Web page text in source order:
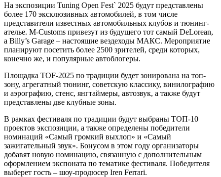
На экспозиции Tuning Open Fest` 2025 будут представлены
более 170 эксклюзивных автомобилей, в том числе
представители известных автомобильных клубов и тюнинг-
ателье. M-Customs привезут из будущего тот самый DeLorean,
а Billy’s Garage – настоящие вездеходы МАКС. Мероприятие
планируют посетить более 2500 зрителей, среди которых,
конечно же, и популярные автоблогеры.
Площадка TOF-2025 по традиции будет зонирована на топ-
зону,​ агрегатный тюнинг, советскую классику,​ винилографию
и аэрографию, стенс, янгтаймеры, автозвук, а также будут
представлены две клубные зоны.
В рамках фестиваля по традиции будут выбраны ТОП-10
проектов экспозиции, а также определены победители
номинаций «Самый громкий выхлоп» и «Самый
зажигательный звук». Бонусом в этом году организаторы
добавят новую номинацию, связанную с дополнительным
оформлением экспоната по тематике фестиваля. Победителя
выберет гость – шоу-продюсер Iren Ferrari.